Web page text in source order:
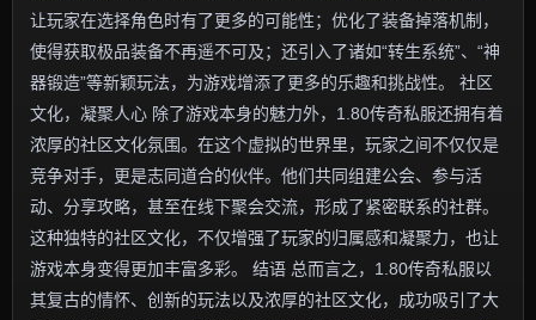
让玩家在选择角色时有了更多的可能性；优化了装备掉落机制，
使得获取极品装备不再遥不可及；还引入了诸如“转生系统”、“神
器锻造”等新颖玩法，为游戏增添了更多的乐趣和挑战性。 社区
文化，凝聚人心 除了游戏本身的魅力外，1.80传奇私服还拥有着
浓厚的社区文化氛围。在这个虚拟的世界里，玩家之间不仅仅是
竞争对手，更是志同道合的伙伴。他们共同组建公会、参与活
动、分享攻略，甚至在线下聚会交流，形成了紧密联系的社群。
这种独特的社区文化，不仅增强了玩家的归属感和凝聚力，也让
游戏本身变得更加丰富多彩。 结语 总而言之，1.80传奇私服以
其复古的情怀、创新的玩法以及浓厚的社区文化，成功吸引了大